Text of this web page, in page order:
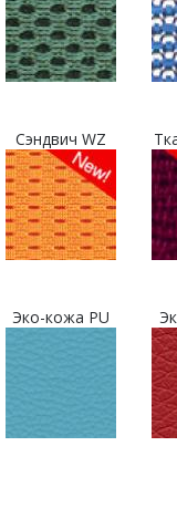
Сэндвич WZ
Эко-кожа PU